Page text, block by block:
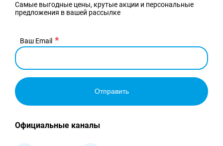
Самые выгодные цены, крутые акции и персональные
предложения в вашей рассылке
Ваш Email
Отправить
Официальные каналы